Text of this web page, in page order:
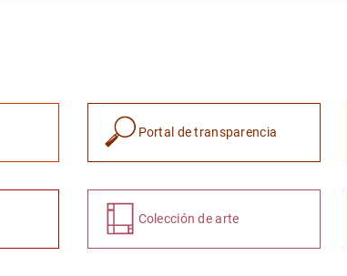
Portal de transparencia
Colección de arte